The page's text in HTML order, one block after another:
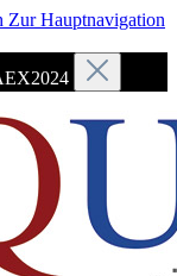
Zur Hauptnavigation